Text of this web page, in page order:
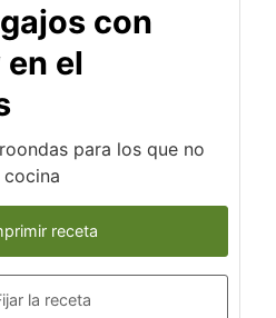
con
el
para los que no
cocina
receta
la receta